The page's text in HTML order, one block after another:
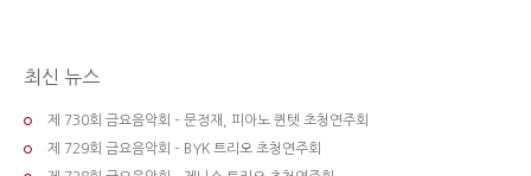
최신 뉴스
제 730회 금요음악회 – 문정재, 피아노 퀸텟 초청연주회
제 729회 금요음악회 – BYK 트리오 초청연주회